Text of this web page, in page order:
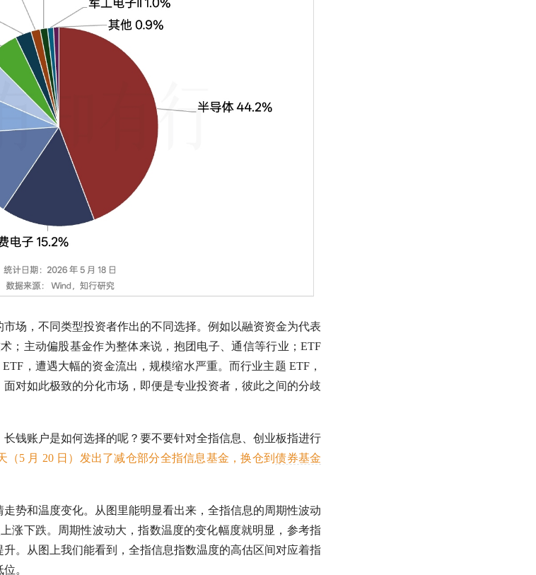
市场，不同类型投资者作出的不同选择。例如以融资资金为代表
；主动偏股基金作为整体来说，抱团电子、通信等行业；ETF
，遭遇大幅的资金流出，规模缩水严重。而行业主题 ETF，
对如此极致的分化市场 ， 即便是专业投资者，彼此之间的分歧
钱账户是如何选择的呢？要不要针对全指信息 创业板指进行
（5 月 20 日）发出了减仓部分全指信息基金，换仓到债券基金
势和温度变化。从图里能明显看出来， 全指信息的周期性波动
涨下跌。周期性波动大，指数温度的变化幅度就明显，参考指
。从图上我们能看到， 全指信息指数温度的高估区间对应着指
。